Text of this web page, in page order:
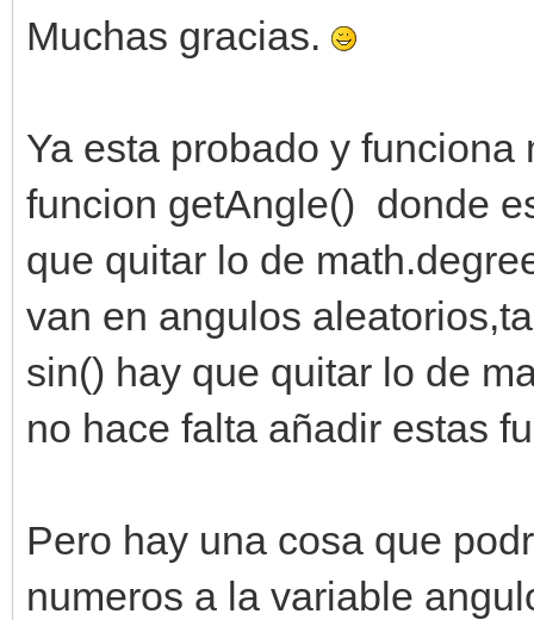
Muchas gracias.
Ya esta probado y
funcion getAngle() donde
que quitar lo de
van en angulos
sin() hay que quitar lo de
no hace falta añadir estas
Pero hay una cosa que
numeros a la variable